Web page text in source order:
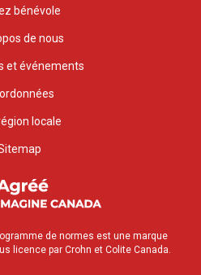
bénévole
de nous
et événements
locale
de normes est une marque
licence par Crohn et Colite Canada.